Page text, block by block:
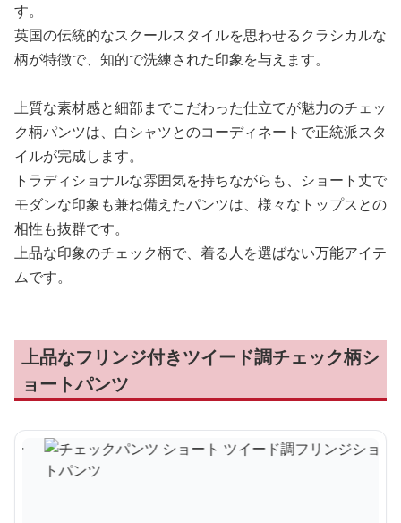
す。
英国の伝統的なスクールスタイルを思わせるクラシカルな
柄が特徴で、知的で洗練された印象を与えます。
上質な素材感と細部までこだわった仕立てが魅力のチェッ
ク柄パンツは、白シャツとのコーディネートで正統派スタ
イルが完成します。
トラディショナルな雰囲気を持ちながらも、ショート丈で
モダンな印象も兼ね備えたパンツは、様々なトップスとの
相性も抜群です。
上品な印象のチェック柄で、着る人を選ばない万能アイテ
ムです。
上品なフリンジ付きツイード調チェック柄シ
ョートパンツ